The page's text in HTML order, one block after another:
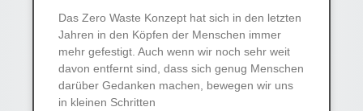
Das Zero Waste Konzept hat sich in den letzten
Jahren in den Köpfen der Menschen immer
mehr gefestigt. Auch wenn wir noch sehr weit
davon entfernt sind, dass sich genug Menschen
darüber Gedanken machen, bewegen wir uns
in kleinen Schritten